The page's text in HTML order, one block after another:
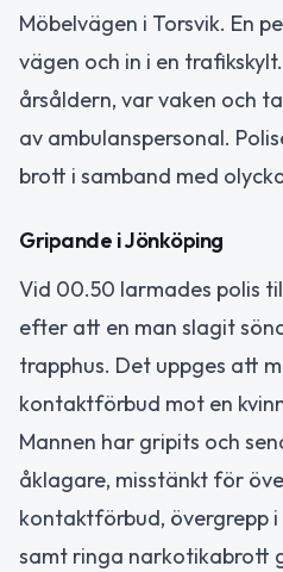
Möbelvägen i Torsvik. En
vägen och in i en
årsåldern, var vaken och
av ambulanspersonal.
brott i samband med
Gripande i Jönköping
Vid 00.50 larmades polis
efter att en man slagit
trapphus. Det uppges att
kontaktförbud mot en
Mannen har gripits och
åklagare, misstänkt för
kontaktförbud, övergrepp
samt ringa narkotikabrott